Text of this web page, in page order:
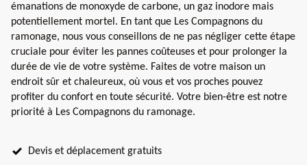
émanations de monoxyde de carbone, un gaz inodore mais
potentiellement mortel. En tant que Les Compagnons du
ramonage, nous vous conseillons de ne pas négliger cette étape
cruciale pour éviter les pannes coûteuses et pour prolonger la
durée de vie de votre système. Faites de votre maison un
endroit sûr et chaleureux, où vous et vos proches pouvez
profiter du confort en toute sécurité. Votre bien-être est notre
priorité à Les Compagnons du ramonage.
Devis et déplacement gratuits